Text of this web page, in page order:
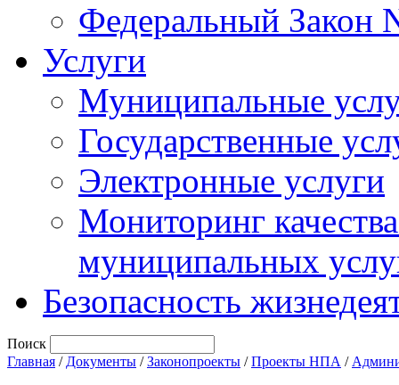
Федеральный Закон
Услуги
Муниципальные
Государственные
Электронные услуги
Мониторинг
муниципальных
Безопасность
Поиск
Главная / Документы /Законопроекты /Проекты НПА /